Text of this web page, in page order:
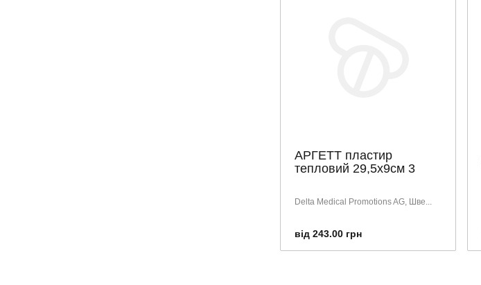
АРГЕТТ пластир
тепловий 29,5х9см 3
Delta Medical Promotions AG, Шве...
від 243.00 грн